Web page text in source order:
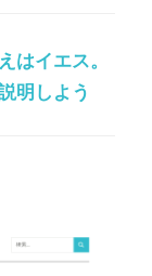
はイエス。
明しよう